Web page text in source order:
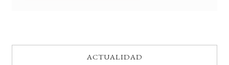
ACTUALIDAD